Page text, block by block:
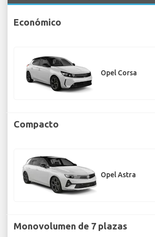
Económico
Opel Corsa
Compacto
Opel Astra
Monovolumen de 7 plazas